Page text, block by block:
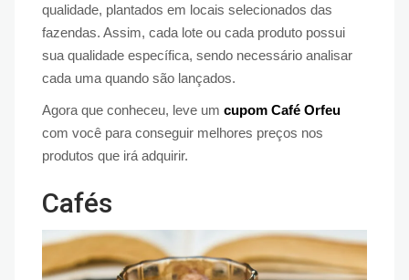
qualidade, plantados em locais selecionados das
fazendas. Assim, cada lote ou cada produto possui
sua qualidade específica, sendo necessário analisar
cada uma quando são lançados.
Agora que conheceu, leve um cupom Café Orfeu
com você para conseguir melhores preços nos
produtos que irá adquirir.
Cafés